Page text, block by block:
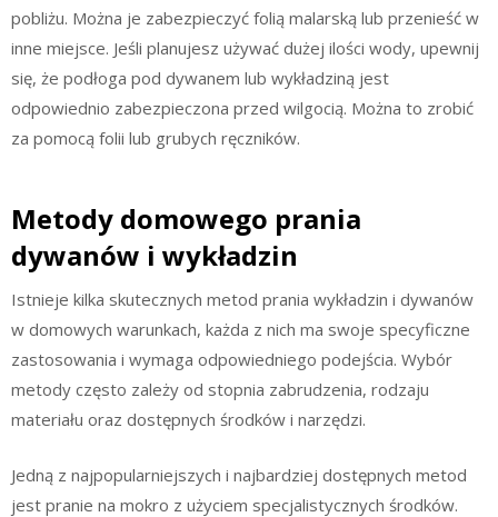
pobliżu. Można je zabezpieczyć folią malarską lub przenieść w
inne miejsce. Jeśli planujesz używać dużej ilości wody, upewnij
się, że podłoga pod dywanem lub wykładziną jest
odpowiednio zabezpieczona przed wilgocią. Można to zrobić
za pomocą folii lub grubych ręczników.
Metody domowego prania
dywanów i wykładzin
Istnieje kilka skutecznych metod prania wykładzin i dywanów
w domowych warunkach, każda z nich ma swoje specyficzne
zastosowania i wymaga odpowiedniego podejścia. Wybór
metody często zależy od stopnia zabrudzenia, rodzaju
materiału oraz dostępnych środków i narzędzi.
Jedną z najpopularniejszych i najbardziej dostępnych metod
jest pranie na mokro z użyciem specjalistycznych środków.